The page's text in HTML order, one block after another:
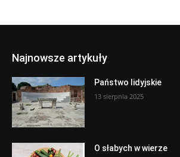
Najnowsze artykuły
Państwo lidyjskie
13 sierpnia 2025
O słabych w wierze